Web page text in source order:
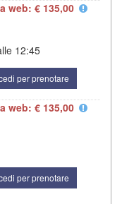
web: € 135,00
12:45
per prenotare
web: € 135,00
per prenotare